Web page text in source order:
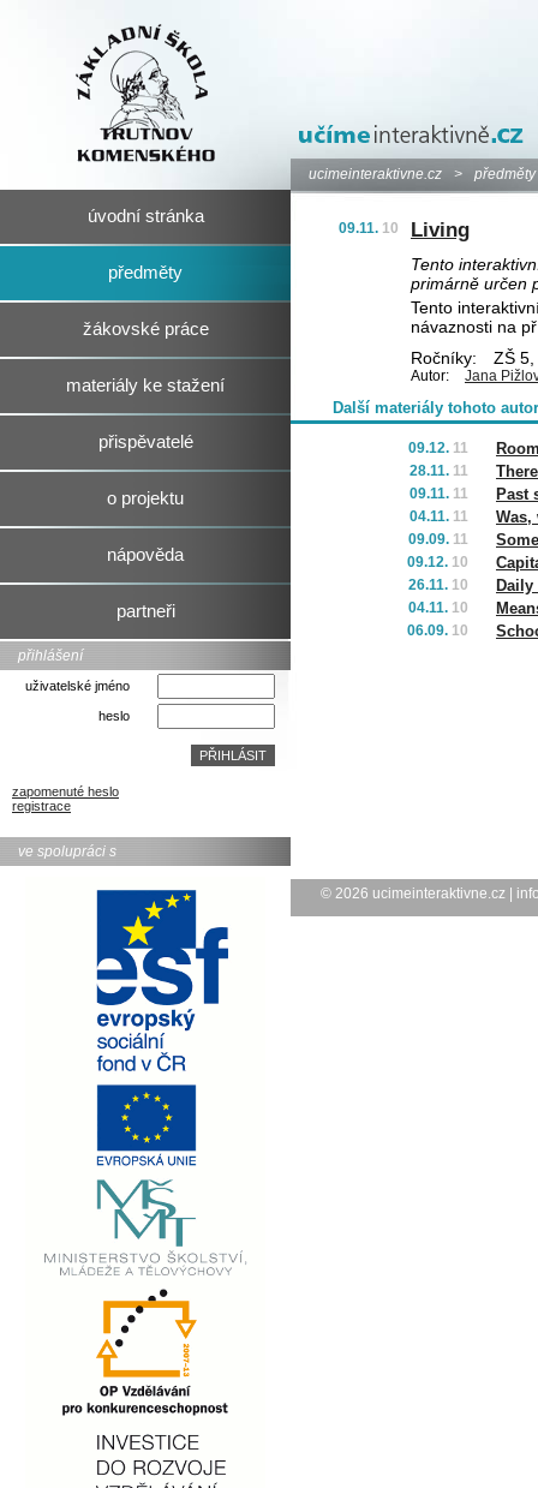
úvodní stránka
předměty
žákovské práce
materiály ke stažení
přispěvatelé
o projektu
nápověda
partneři
přihlášení
uživatelské jméno
heslo
zapomenuté heslo
registrace
ve spolupráci s
ucimeinteraktivne.cz > předměty
09.11. 10 Living
Tento
primárně určen
Tento
návaznosti na
Ročníky:
ZŠ
Autor: Jana
Další materiály tohoto
09.12. 11
28.11. 11
09.11. 11 Past
04.11. 11 Was,
09.09. 11
09.12. 10
26.11. 10
04.11. 10
06.09. 10
© 2026 ucimeinteraktivne.cz